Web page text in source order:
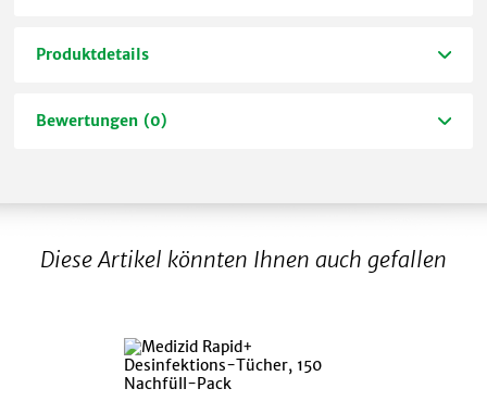
Produktdetails
Bewertungen (0)
Diese Artikel könnten Ihnen auch gefallen